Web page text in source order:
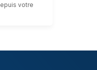
votre